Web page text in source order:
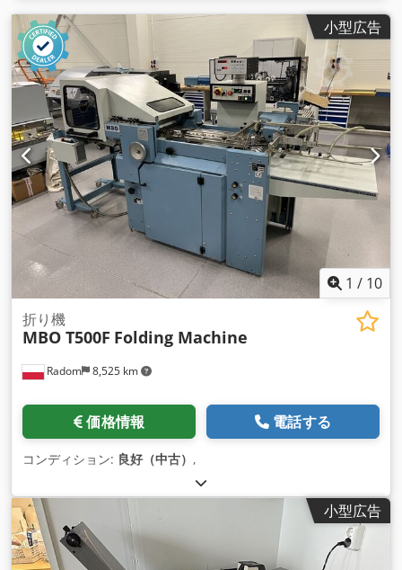
小型広告
1 / 10
Radom 8,525 km
折り機
MBO T500F Folding Machine
価格情報 電話する
コンディション: 良好（中古） ,
小型広告